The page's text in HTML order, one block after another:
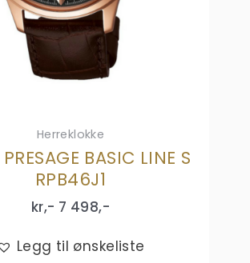
Herreklokke
BASIC LINE S
RPB46J1
kr,- 7 498,-
Legg til ønskeliste